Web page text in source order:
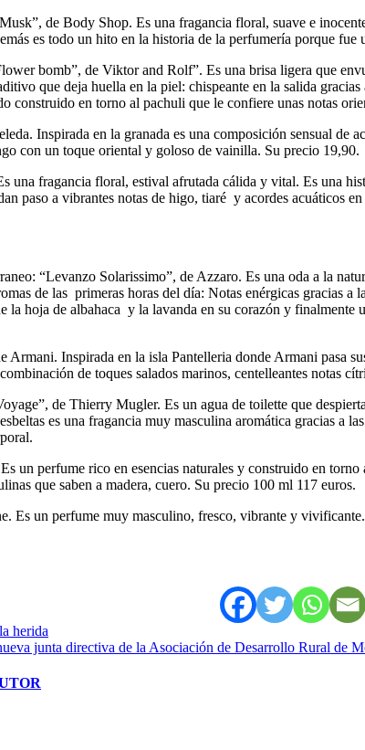
de Body Shop. Es una fragancia floral, suave e
es todo un hito en la historia de la perfumería porque
bomb”, de Viktor and Rolf”. Es una brisa ligera que
que deja huella en la piel: chispeante en la salida
en torno al pachuli que le confiere unas notas
Inspirada en la granada es una composición sensual de
con un toque oriental y goloso de vainilla. Su precio 19,90.
una fragancia floral, estival afrutada cálida y vital. Es una
paso a vibrantes notas de higo, tiaré y acordes acuáticos
“Levanzo Solarissimo”, de Azzaro. Es una oda a la
de las primeras horas del día: Notas enérgicas gracias
la hoja de albahaca y la lavanda en su corazón y
Armani. Inspirada en la isla Pantelleria donde Armani pasa
de toques salados marinos, centelleantes notas
de Thierry Mugler. Es un agua de toilette que
es una fragancia muy masculina aromática gracias
un perfume rico en esencias naturales y construido en
que saben a madera, cuero. Su precio 100 ml 117 euros.
Es un perfume muy masculino, fresco, vibrante y
herida
junta directiva de la Asociación de Desarrollo Rural de